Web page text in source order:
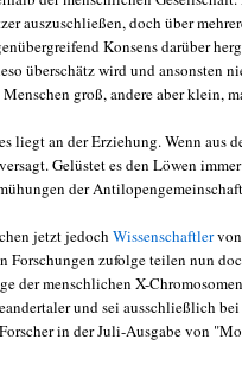
auszuschließen, doch über
Konsens darüber
überschätz wird und ansonsten
groß, andere aber klein,
liegt an der Erziehung. Wenn aus
Gelüstet es den Löwen
der
jetzt jedoch Wissenschaftlervon
Forschungen zufolge teilen nun
der menschlichen X-
und sei ausschließlich
in der Juli-Ausgabe von